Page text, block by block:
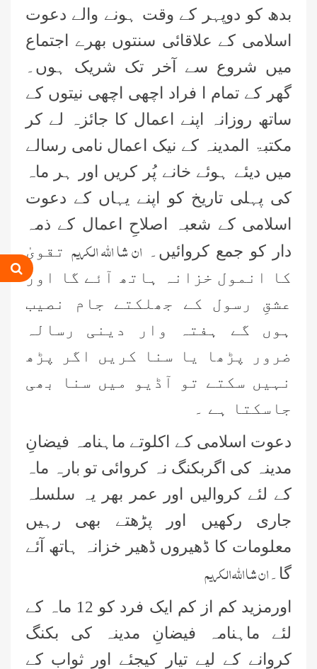
بدھ کو دوپہر کے وقت ہونے والے دعوت
اسلامی کے علاقائی سنتوں بھرے اجتماع
میں شروع سے آخر تک شریک ہوں۔
گھر کے تمام ا فراد اچھی اچھی نیتوں کے
ساتھ روزانہ اپنے اعمال کا جائزہ لے کر
مکتبۃ المدینہ کے نیک اعمال نامی رسالے
میں دیئے ہوئے خانے پُر کریں اور ہر ماہ
کی پہلی تاریخ کو اپنے یہاں کے دعوت
اسلامی کے شعبہ اصلاحِ اعمال کے ذمہ
دار کو جمع کروائیں۔ ان شا اللہ الکریم تقویٰ
کا انمول خزانہ ہاتھ آئے گا اور
عشقِ رسول کے جھلکتے جام نصیب
ہوں گے ہفتہ وار دینی رسالہ
ضرور پڑھا یا سنا کریں اگر پڑھ
نہیں سکتے تو آڈیو میں سنا بھی
جاسکتا ہے ۔
دعوت اسلامی کے اکلوتے ماہنامہ فیضانِ
مدینہ کی اگربکنگ نہ کروائی تو بارہ ماہ
کے لئے کروالیں اور عمر بھر یہ سلسلہ
جاری رکھیں اور پڑھتے بھی رہیں
معلومات کا ڈھیروں ڈھیر خزانہ ہاتھ آئے
گا۔ ان شا اللہ الکریم
اورمزید کم از کم ایک فرد کو 12 ماہ کے
لئے ماہنامہ فیضانِ مدینہ کی بکنگ
کروانے کے لیے تیار کیجئے اور ثواب کے
قادری
مدنی پھول (قسط:01)“
حکمتِ عملی کے ساتھ نیکی کی دعوت
دینی چاہئے، مولانا محمد الیاس عطار
قادری
زلزلے کا اصل سبب لوگوں کے گناہ
ہیں، علامہ مولانا الیاس عطار قادری